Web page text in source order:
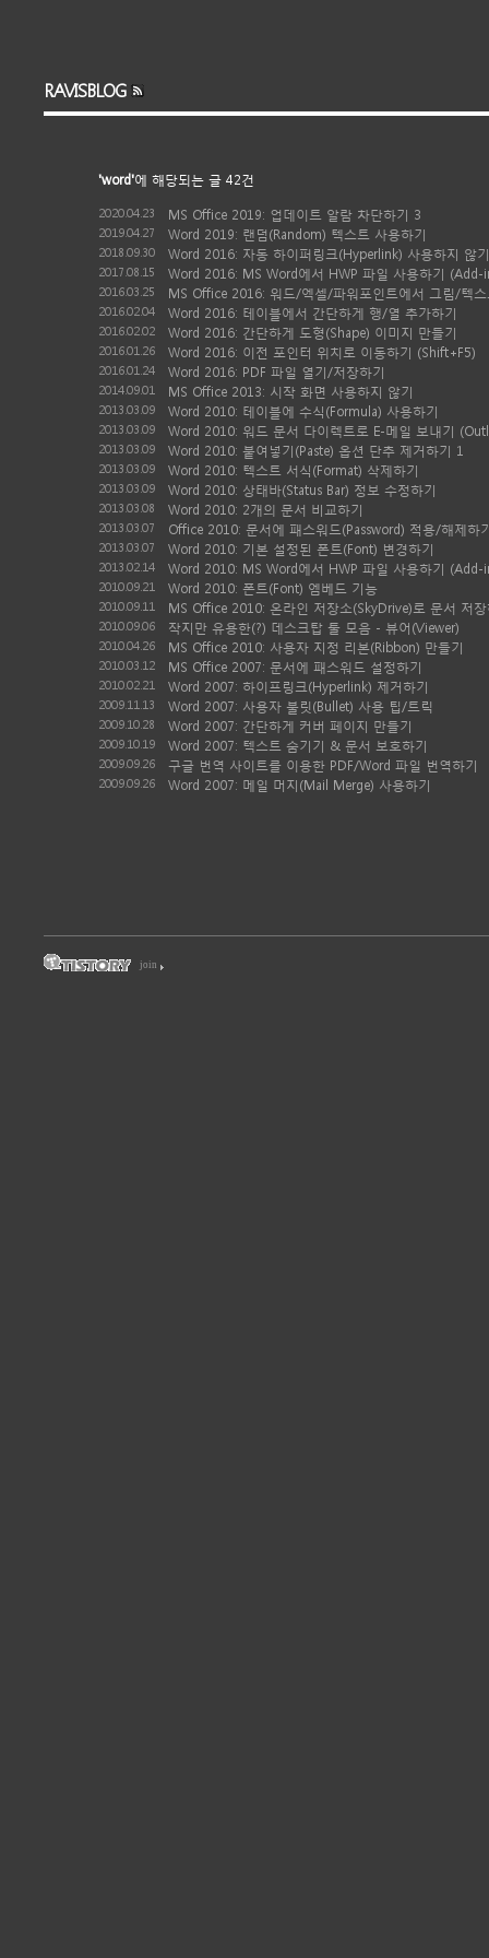
RAVISBLOG
'word'에 해당되는 글 42건
2020.04.23 MS Office 2019: 업데이트 알람 차단하기 3
2019.04.27 Word 2019: 랜덤(Random) 텍스트 사용하기
2018.09.30 Word 2016: 자동 하이퍼링크(Hyperlink) 사용하지 않기
2017.08.15 Word 2016: MS Word에서 HWP 파일 사용하기 (Add-
2016.03.25 MS Office 2016: 워드/엑셀/파워포인트에서 그림/텍
2016.02.04 Word 2016: 테이블에서 간단하게 행/열 추가하기
2016.02.02 Word 2016: 간단하게 도형(Shape) 이미지 만들기
2016.01.26 Word 2016: 이전 포인터 위치로 이동하기 (Shift+F5)
2016.01.24 Word 2016: PDF 파일 열기/저장하기
2014.09.01 MS Office 2013: 시작 화면 사용하지 않기
2013.03.09 Word 2010: 테이블에 수식(Formula) 사용하기
2013.03.09 Word 2010: 워드 문서 다이렉트로 E-메일 보내기
2013.03.09 Word 2010: 붙여넣기(Paste) 옵션 단추 제거하기 1
2013.03.09 Word 2010: 텍스트 서식(Format) 삭제하기
2013.03.09 Word 2010: 상태바(Status Bar) 정보 수정하기
2013.03.08 Word 2010: 2개의 문서 비교하기
2013.03.07 Office 2010: 문서에 패스워드(Password) 적용/해제하
2013.03.07 Word 2010: 기본 설정된 폰트(Font) 변경하기
2013.02.14 Word 2010: MS Word에서 HWP 파일 사용하기 (Add-
2010.09.21 Word 2010: 폰트(Font) 엠베드 기능
2010.09.11 MS Office 2010: 온라인 저장소(SkyDrive)로 문서 저
2010.09.06 작지만 유용한(?) 데스크탑 툴 모음 - 뷰어(Viewer)
2010.04.26 MS Office 2010: 사용자 지정 리본(Ribbon) 만들기
2010.03.12 MS Office 2007: 문서에 패스워드 설정하기
2010.02.21 Word 2007: 하이프링크(Hyperlink) 제거하기
2009.11.13 Word 2007: 사용자 불릿(Bullet) 사용 팁/트릭
2009.10.28 Word 2007: 간단하게 커버 페이지 만들기
2009.10.19 Word 2007: 텍스트 숨기기 & 문서 보호하기
2009.09.26 구글 번역 사이트를 이용한 PDF/Word 파일 번역하기
2009.09.26 Word 2007: 메일 머지(Mail Merge) 사용하기
join